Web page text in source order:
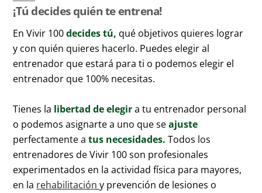
¡Tú decides quién te entrena!
En Vivir 100decides tú, qué objetivos quieres lograr
y con quién quieres hacerlo. Puedes elegir al
entrenador que estará para ti o podemos elegir el
entrenador que 100% necesitas.
Tienes la libertad de elegira tu entrenador personal
o podemos asignarte a uno que seajuste
perfectamente atus necesidades. Todos los
entrenadores de Vivir 100 son profesionales
experimentados en la actividad física para mayores,
en la rehabilitacióny prevención de lesiones o